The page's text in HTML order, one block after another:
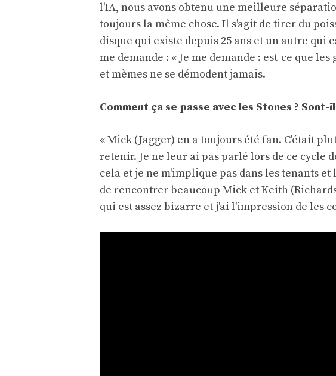
l'IA, nous avons obtenu une meilleure
toujours la même chose. Il s'agit de tirer du
disque qui existe depuis 25 ans et un autre qui
me demande : « Je me demande : est-ce que
et mèmes ne se démodent jamais.
Comment ça se passe avec les Stones ?
« Mick (Jagger) en a toujours été fan. C'était
retenir. Je ne leur ai pas parlé lors de ce cycle
cela et je ne m'implique pas dans les tenants
de rencontrer beaucoup Mick et Keith
qui est assez bizarre et j'ai l'impression de les